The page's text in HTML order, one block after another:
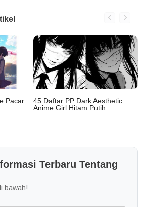
Pacar
45 Daftar PP Dark Aesthetic
Anime Girl Hitam Putih
Terbaru Tentang
bawah!